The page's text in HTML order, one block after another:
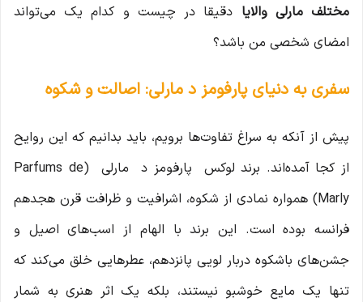
مختلف مارلی والایا دقیقا در چیست و کدام یک می‌تواند
امضای شخصی من باشد؟
سفری به دنیای پارفومز د مارلی: اصالت و شکوه
پیش از آنکه به سراغ تفاوت‌ها برویم، باید بدانیم که این روایح
از کجا آمده‌اند. برند لوکس پارفومز د مارلی (Parfums de
Marly) همواره نمادی از شکوه، اشرافیت و ظرافت قرن هجدهم
فرانسه بوده است. این برند با الهام از اسب‌های اصیل و
جشن‌های باشکوه دربار لویی پانزدهم، عطرهایی خلق می‌کند که
تنها یک مایع خوشبو نیستند، بلکه یک اثر هنری به شمار